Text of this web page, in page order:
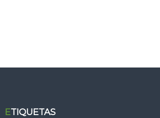
ETIQUETAS